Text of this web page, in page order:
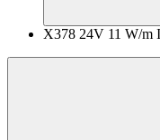
X378 24V 11 W/m